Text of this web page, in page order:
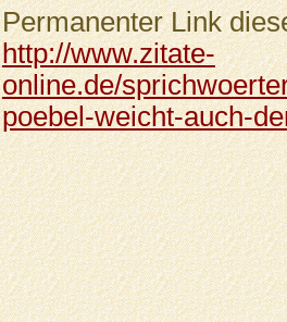
Permanenter Link
http://www.zitate-
online.de/
poebel-weicht-auch-